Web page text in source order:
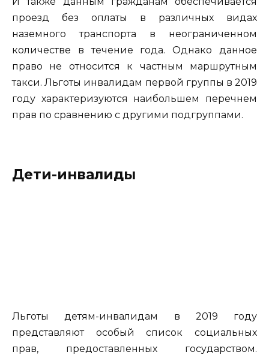
проезд без оплаты в различных видах
наземного транспорта в неограниченном
количестве в течение года. Однако данное
право не относится к частным маршрутным
такси. Льготы инвалидам первой группы в 2019
году характеризуются наибольшем перечнем
прав по сравнению с другими подгруппами.
Дети-инвалиды
Льготы детям-инвалидам в 2019 году
представляют особый список социальных
прав, предоставленных государством.